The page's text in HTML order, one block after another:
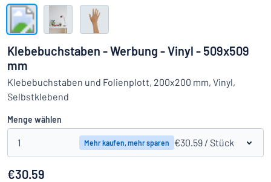
Das Gesuchte nicht gefunden?
Alle Kategorien anzeigen
Einloggen
Kundenservice
Privat / Firma
Klebebuchstaben - Werbung - Vinyl - 509x509
mm
Klebebuchstaben und Folienplott, 200x200 mm, Vinyl,
Selbstklebend
Menge wählen
1 Mehr kaufen, mehr sparen €30.59 / Stück
€30.59